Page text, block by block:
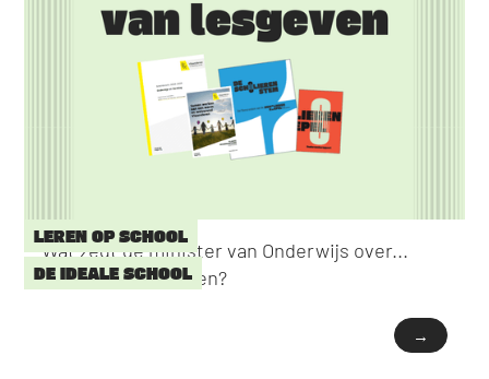
LEREN OP SCHOOL
DE IDEALE SCHOOL
Wat zegt de minister van Onderwijs over...
Manier van lesgeven?
→